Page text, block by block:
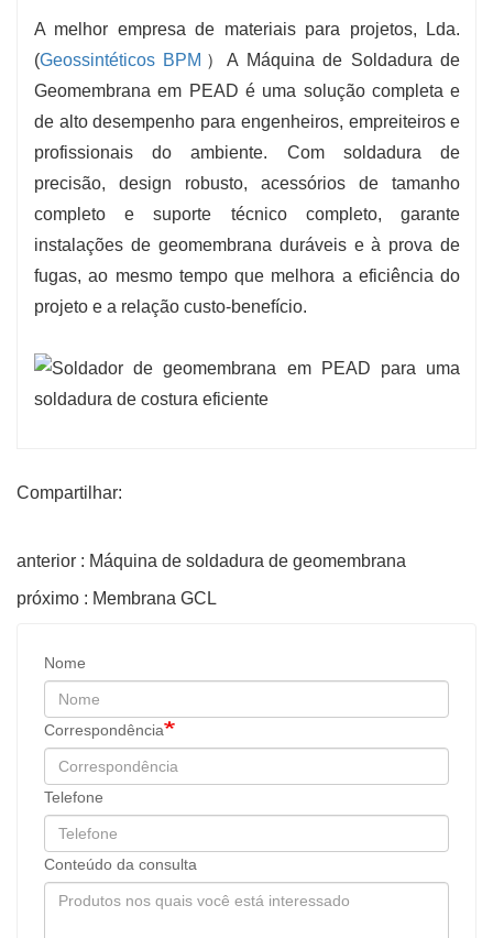
A melhor empresa de materiais para projetos, Lda.
(Geossintéticos BPM ）A Máquina de Soldadura de
Geomembrana em PEAD é uma solução completa e
de alto desempenho para engenheiros, empreiteiros e
profissionais do ambiente. Com soldadura de
precisão, design robusto, acessórios de tamanho
completo e suporte técnico completo, garante
instalações de geomembrana duráveis ​​e à prova de
fugas, ao mesmo tempo que melhora a eficiência do
projeto e a relação custo-benefício.
Compartilhar:
anterior : Máquina de soldadura de geomembrana
próximo : Membrana GCL
Nome
Correspondência
Telefone
Conteúdo da consulta